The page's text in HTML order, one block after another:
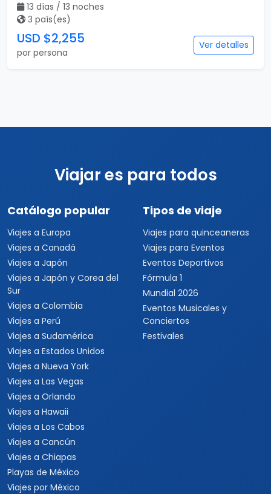
13 días / 13 noches
3 país(es)
USD $2,255
por persona
Ver detalles
Viajar es para todos
Catálogo popular
Viajes a Europa
Viajes a Canadá
Viajes a Japón
Viajes a Japón y Corea del
Sur
Viajes a Colombia
Viajes a Perú
Viajes a Sudamérica
Viajes a Estados Unidos
Viajes a Nueva York
Viajes a Las Vegas
Viajes a Orlando
Viajes a Hawaii
Viajes a Los Cabos
Viajes a Cancún
Viajes a Chiapas
Playas de México
Viajes por México
Tipos de viaje
Viajes para quinceaneras
Viajes para Eventos
Eventos Deportivos
Fórmula 1
Mundial 2026
Eventos Musicales y
Conciertos
Festivales